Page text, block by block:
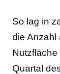
So lag in
die Anzahl
Quartal